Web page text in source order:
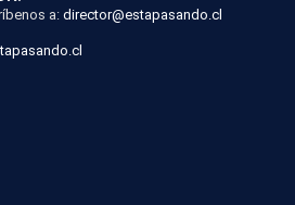
a: director@estapasando.cl